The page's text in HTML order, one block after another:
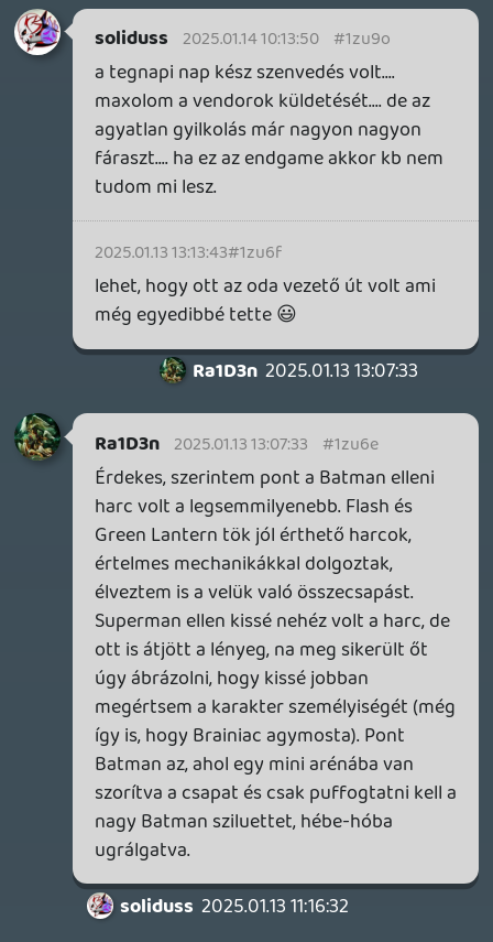
berugva/beszíva, vagy egy 8 éves gyerek
értelmi szintjén ragadt, hogy azt gondolta,
hogy ez kell az embereknek.
Szinte látom magam előtt ,hogy azt
szajkózza "jó lesz ez, ez kell a népnek" ...
közben meg több fejlesztő és alap ember
meg a fejét csóválta, hogy nem... ez kevés
lesz.
Necroman Mk2 2025.01.13 10:50:34 #1zu5s
Még akkor is, ha nem egy minibosst öl meg
az ember?
2025.01.13 08:42:20
soliduss 2025.01.13 08:42:20 #1zu5g
singleben is...agyon vagyok legendary meg
a tőle jobb piros cuccokkal.
Hát... nem egy Destiny...
Ra1D3n 2025.01.13 08:34:39
Ra1D3n 2025.01.13 08:34:39 #1zu5f
December végén elkezdtük nyomni
haverral mi is végül. Nem minden nap,
hanem ahogy volt időnk rá egyszerre. A
sztori nagyon jó, sőt ahogy a karakterek
lereagálják a helyzetet abszolút hű a
személyiségükhöz (még ha ez egyes hősök
rajongóinak sok is tud lenni…). A gameplay
viszont tényleg nem az igazi. Szerencsére
ezen felül a körítés elég jó ahhoz, hogy
vigyen a lendület. Utoljára supermant
vadásztuk le, de a folytatás határozatlan
ideig elnapolva, attól függően mikor
tudjuk újra folytatni majd coopban.